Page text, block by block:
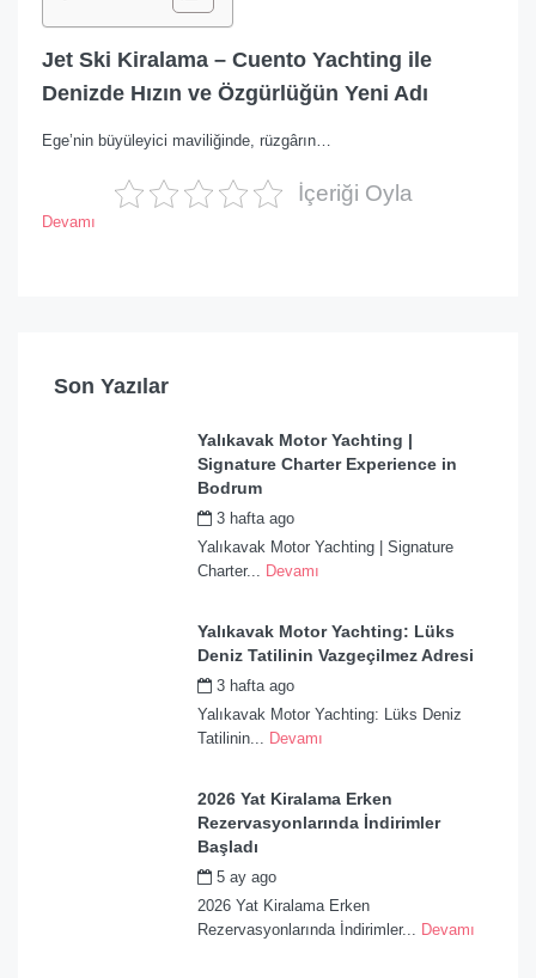
Jet Ski Kiralama – Cuento Yachting ile
Denizde Hızın ve Özgürlüğün Yeni Adı
Ege’nin büyüleyici maviliğinde, rüzgârın…
İçeriği Oyla
Devamı
Son Yazılar
Yalıkavak Motor Yachting |
Signature Charter Experience in
Bodrum
3 hafta ago
Yalıkavak Motor Yachting | Signature
Charter... Devamı
Yalıkavak Motor Yachting: Lüks
Deniz Tatilinin Vazgeçilmez Adresi
3 hafta ago
Yalıkavak Motor Yachting: Lüks Deniz
Tatilinin... Devamı
2026 Yat Kiralama Erken
Rezervasyonlarında İndirimler
Başladı
5 ay ago
2026 Yat Kiralama Erken
Rezervasyonlarında İndirimler... Devamı